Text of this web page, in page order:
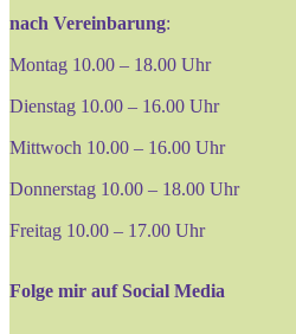
nach Vereinbarung:
Montag 10.00 – 18.00 Uhr
Dienstag 10.00 – 16.00 Uhr
Mittwoch 10.00 – 16.00 Uhr
Donnerstag 10.00 – 18.00 Uhr
Freitag 10.00 – 17.00 Uhr
Folge mir auf Social Media